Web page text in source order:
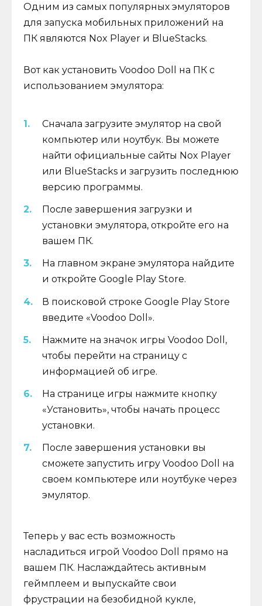
Одним из самых популярных эмуляторов
для запуска мобильных приложений на
ПК являются Nox Player и BlueStacks.
Вот как установить Voodoo Doll на ПК с
использованием эмулятора:
Сначала загрузите эмулятор на свой
компьютер или ноутбук. Вы можете
найти официальные сайты Nox Player
или BlueStacks и загрузить последнюю
версию программы.
После завершения загрузки и
установки эмулятора, откройте его на
вашем ПК.
На главном экране эмулятора найдите
и откройте Google Play Store.
В поисковой строке Google Play Store
введите «Voodoo Doll».
Нажмите на значок игры Voodoo Doll,
чтобы перейти на страницу с
информацией об игре.
На странице игры нажмите кнопку
«Установить», чтобы начать процесс
установки.
После завершения установки вы
сможете запустить игру Voodoo Doll на
своем компьютере или ноутбуке через
эмулятор.
Теперь у вас есть возможность
насладиться игрой Voodoo Doll прямо на
вашем ПК. Наслаждайтесь активным
геймплеем и выпускайте свои
фрустрации на безобидной кукле,